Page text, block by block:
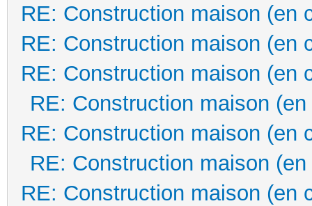
RE: Construction maison (en
RE: Construction maison (en
RE: Construction maison (en
RE: Construction maison
RE: Construction maison (en
RE: Construction maison
RE: Construction maison (en